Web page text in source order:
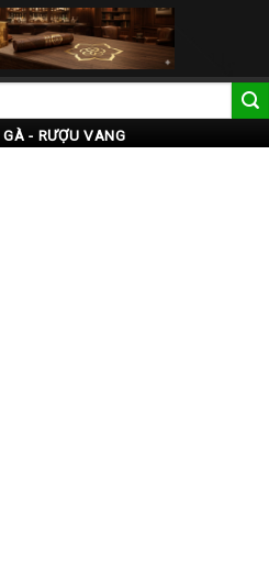
- RƯỢU VANG